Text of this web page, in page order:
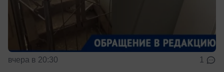
вчера в 20:30 1